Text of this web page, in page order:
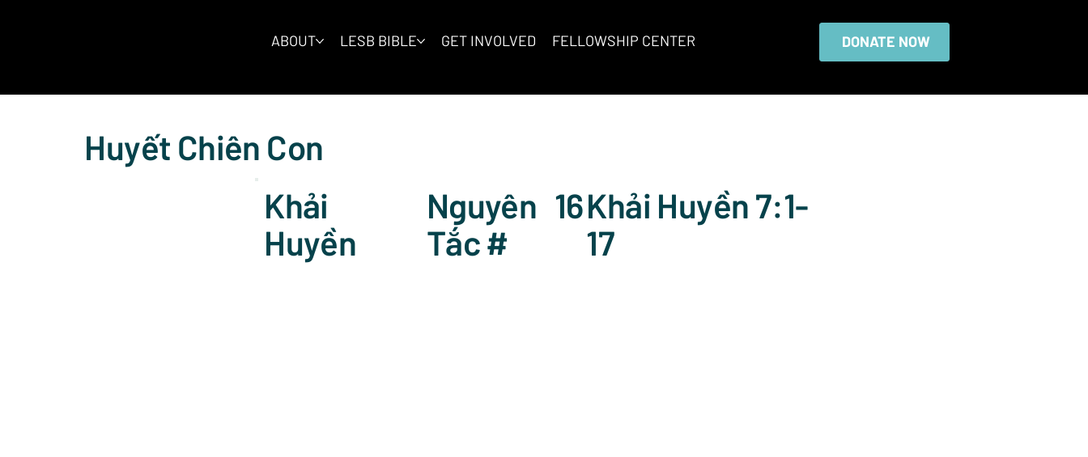
ABOUT LESB BIBLE GET INVOLVED FELLOWSHIP CENTER DONATE NOW
Huyết Chiên Con
Khải
Huyền
Nguyên
Tắc #
16Khải Huyền 7:1-
17